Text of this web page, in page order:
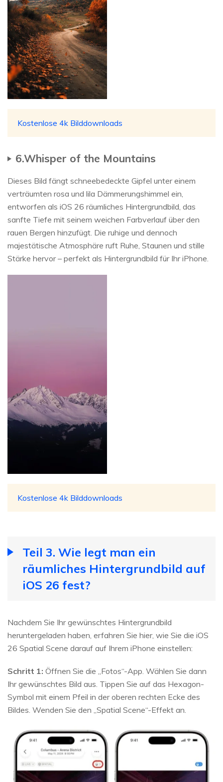
Kostenlose 4k Bilddownloads
6.Whisper of the Mountains
Dieses Bild fängt schneebedeckte Gipfel unter einem
verträumten rosa und lila Dämmerungshimmel ein,
entworfen als iOS 26 räumliches Hintergrundbild, das
sanfte Tiefe mit seinem weichen Farbverlauf über den
rauen Bergen hinzufügt. Die ruhige und dennoch
majestätische Atmosphäre ruft Ruhe, Staunen und stille
Stärke hervor – perfekt als Hintergrundbild für Ihr iPhone.
Kostenlose 4k Bilddownloads
Teil 3. Wie legt man ein
räumliches Hintergrundbild auf
iOS 26 fest?
Nachdem Sie Ihr gewünschtes Hintergrundbild
heruntergeladen haben, erfahren Sie hier, wie Sie die iOS
26 Spatial Scene darauf auf Ihrem iPhone einstellen:
Schritt 1: Öffnen Sie die „Fotos“-App. Wählen Sie dann
Ihr gewünschtes Bild aus. Tippen Sie auf das Hexagon-
Symbol mit einem Pfeil in der oberen rechten Ecke des
Bildes. Wenden Sie den „Spatial Scene“-Effekt an.